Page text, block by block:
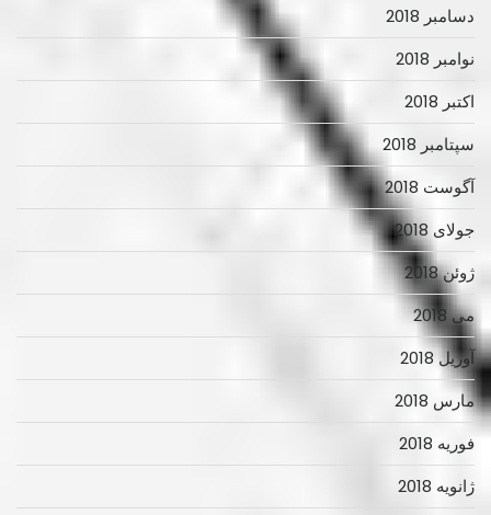
دسامبر 2018
نوامبر 2018
اکتبر 2018
سپتامبر 2018
آگوست 2018
جولای 2018
ژوئن 2018
می 2018
آوریل 2018
مارس 2018
فوریه 2018
ژانویه 2018